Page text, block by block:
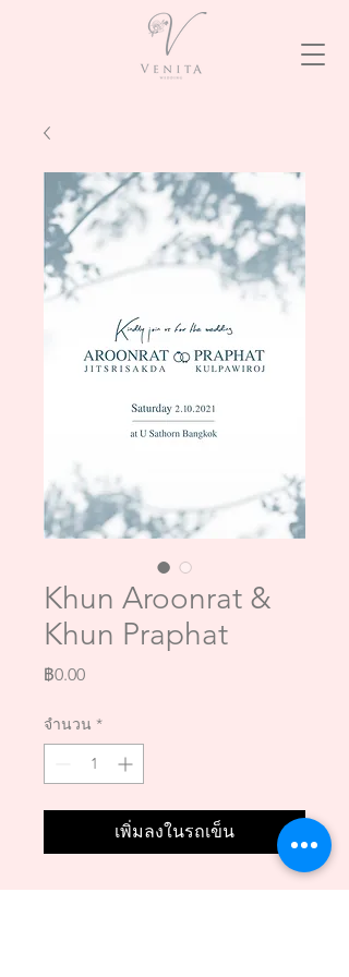
Khun Aroonrat &
Khun Praphat
฿0.00ราคา
จำนวน *
เพิ่มลงในรถเข็น